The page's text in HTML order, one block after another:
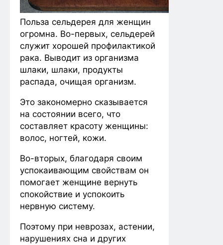
Польза сельдерея для женщин
огромна. Во-первых, сельдерей
служит хорошей профилактикой
рака. Выводит из организма
шлаки, шлаки, продукты
распада, очищая организм.
Это закономерно сказывается
на состоянии всего, что
составляет красоту женщины:
волос, ногтей, кожи.
Во-вторых, благодаря своим
успокаивающим свойствам он
помогает женщине вернуть
спокойствие и успокоить
нервную систему.
Поэтому при неврозах, астении,
нарушениях сна и других